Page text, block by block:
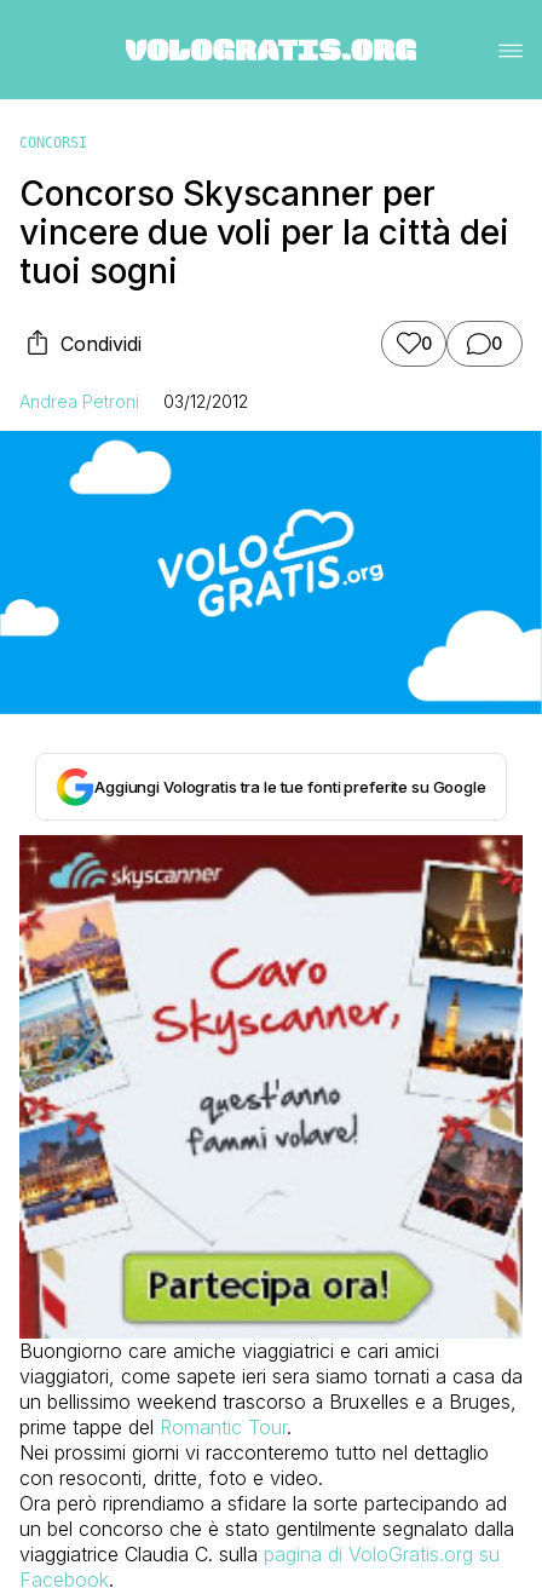
CONCORSI
Concorso Skyscanner per
vincere due voli per la città dei
tuoi sogni
Condividi 0 0
Andrea Petroni 03/12/2012
Aggiungi Vologratis tra le tue fonti preferite su Google
Buongiorno care amiche viaggiatrici e cari amici
viaggiatori, come sapete ieri sera siamo tornati a casa da
un bellissimo weekend trascorso a Bruxelles e a Bruges,
prime tappe del Romantic Tour.
Nei prossimi giorni vi racconteremo tutto nel dettaglio
con resoconti, dritte, foto e video.
Ora però riprendiamo a sfidare la sorte partecipando ad
un bel concorso che è stato gentilmente segnalato dalla
viaggiatrice Claudia C. sulla pagina di VoloGratis.org su
Facebook.